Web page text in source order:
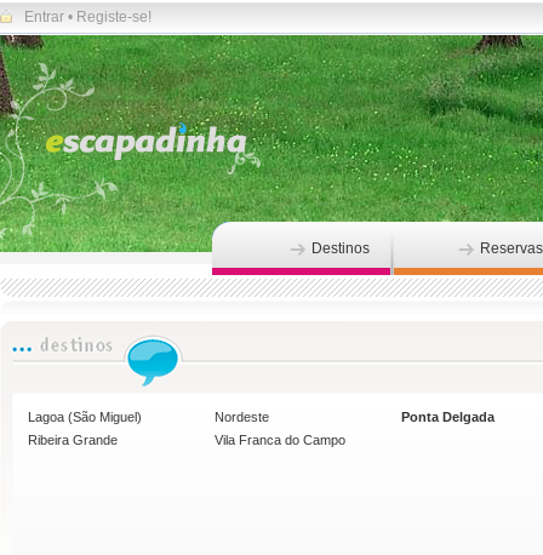
Entrar • Registe-se!
Destinos Reservas
Lagoa (São Miguel) Nordeste
Ponta Delgada
Ribeira Grande
Vila Franca do Campo